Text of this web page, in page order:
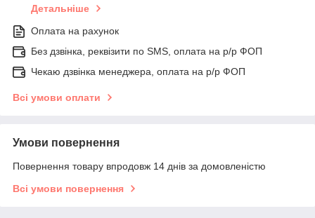
Детальніше
Оплата на рахунок
Без дзвінка, реквізити по SMS, оплата на р/р ФОП
Чекаю дзвінка менеджера, оплата на р/р ФОП
Всі умови оплати
Умови повернення
Повернення товару впродовж 14 днів за домовленістю
Всі умови повернення